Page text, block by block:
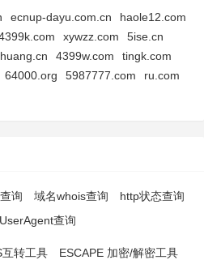
ecnup-dayu.com.cn
haole12.com
xywzz.com
5ise.cn
4399w.com
tingk.com
64000.org 5987777.com
ru.com
询 域名whois查询
http状态查询
UserAgent查询
转工具 ESCAPE 加密/解密工具